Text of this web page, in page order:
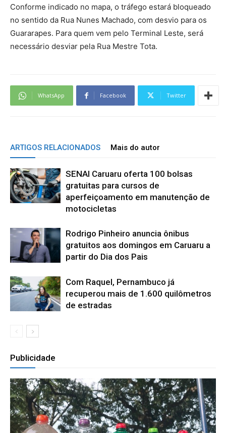
Conforme indicado no mapa, o tráfego estará bloqueado
no sentido da Rua Nunes Machado, com desvio para os
Guararapes. Para quem vem pelo Terminal Leste, será
necessário desviar pela Rua Mestre Tota.
WhatsApp Facebook Twitter
ARTIGOS RELACIONADOS Mais do autor
SENAI Caruaru oferta 100 bolsas
gratuitas para cursos de
aperfeiçoamento em manutenção de
motocicletas
Rodrigo Pinheiro anuncia ônibus
gratuitos aos domingos em Caruaru a
partir do Dia dos Pais
Com Raquel, Pernambuco já
recuperou mais de 1.600 quilômetros
de estradas
Publicidade